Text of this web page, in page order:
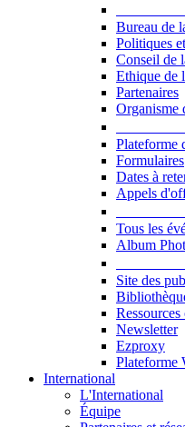
Bureau de
Politiques
Conseil de
Ethique de
Partenaires
Organisme
Plateforme
Formulaires
Dates à
Appels
Tous les
Album
Site des
Newsletter
Ezproxy
Plateforme
International
L'International
Équipe